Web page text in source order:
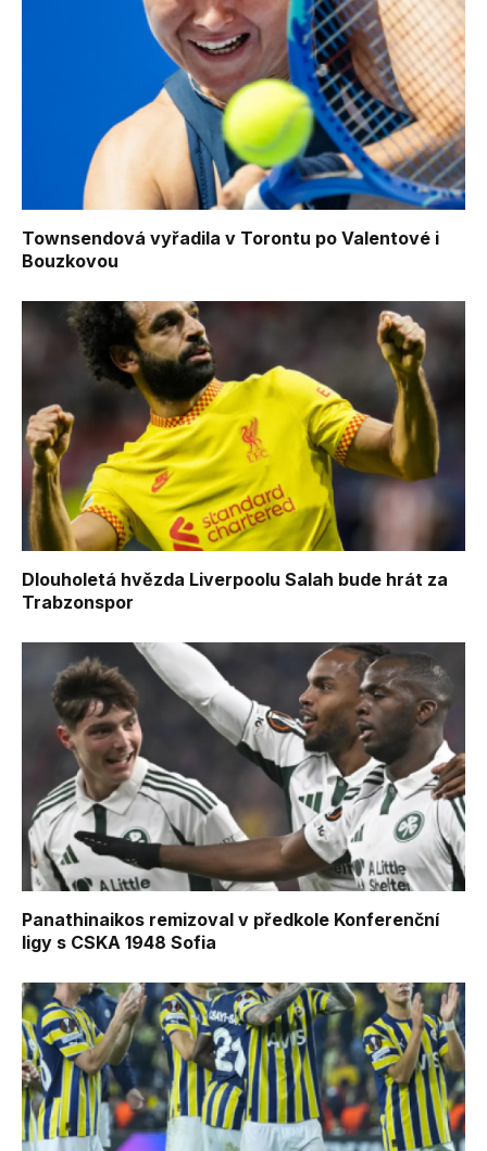
Townsendová vyřadila v Torontu po Valentové i
Bouzkovou
Dlouholetá hvězda Liverpoolu Salah bude hrát za
Trabzonspor
Panathinaikos remizoval v předkole Konferenční
ligy s CSKA 1948 Sofia